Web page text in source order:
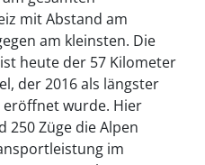
mit Abstand am
am kleinsten. Die
heute der 57 Kilometer
der 2016 als längster
wurde. Hier
250 Züge die Alpen
im